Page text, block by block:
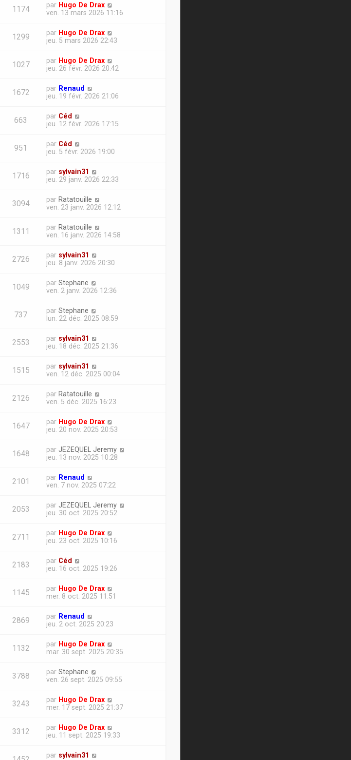
1174 par Hugo De Drax
ven. 13 mars 2026 11:16
1299 par Hugo De Drax
jeu. 5 mars 2026 22:43
1027 par Hugo De Drax
jeu. 26 févr. 2026 20:42
1672 par Renaud
jeu. 19 févr. 2026 21:06
663 par Céd
jeu. 12 févr. 2026 17:15
951 par Céd
jeu. 5 févr. 2026 19:00
1716 par sylvain31
jeu. 29 janv. 2026 22:33
3094 par Ratatouille
ven. 23 janv. 2026 12:12
1311 par Ratatouille
ven. 16 janv. 2026 14:58
2726 par sylvain31
jeu. 8 janv. 2026 20:30
1049 par Stephane
ven. 2 janv. 2026 12:36
737 par Stephane
lun. 22 déc. 2025 08:59
2553 par sylvain31
jeu. 18 déc. 2025 21:36
1515 par sylvain31
ven. 12 déc. 2025 00:04
2126 par Ratatouille
ven. 5 déc. 2025 16:23
1647 par Hugo De Drax
jeu. 20 nov. 2025 20:53
1648 par JEZEQUEL Jeremy
jeu. 13 nov. 2025 10:28
2101 par Renaud
ven. 7 nov. 2025 07:22
2053 par JEZEQUEL Jeremy
jeu. 30 oct. 2025 20:52
2711 par Hugo De Drax
jeu. 23 oct. 2025 10:16
2183 par Céd
jeu. 16 oct. 2025 19:26
1145 par Hugo De Drax
mer. 8 oct. 2025 11:51
2869 par Renaud
jeu. 2 oct. 2025 20:23
1132 par Hugo De Drax
mar. 30 sept. 2025 20:35
3788 par Stephane
ven. 26 sept. 2025 09:55
3243 par Hugo De Drax
mer. 17 sept. 2025 21:37
3312 par Hugo De Drax
jeu. 11 sept. 2025 19:33
par sylvain31